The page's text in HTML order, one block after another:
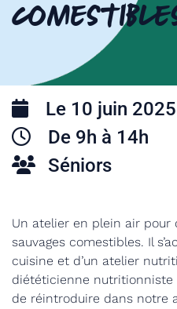
Le 10 juin 2025
De 9h à 14h
Séniors
Un atelier en plein air pour
sauvages comestibles. Il
cuisine et d’un atelier
diététicienne nutritionniste
de réintroduire dans notre